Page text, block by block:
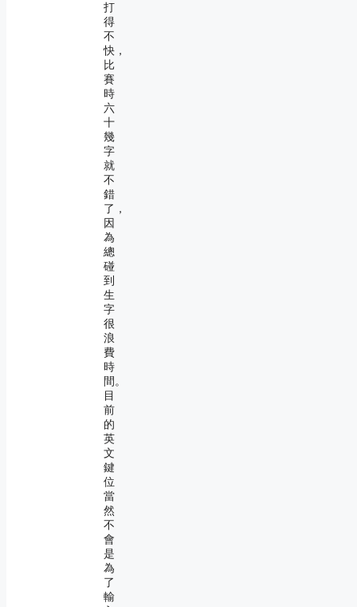
打
得
不
快，
比
賽
時
六
十
幾
字
就
不
錯
了，
因
為
總
碰
到
生
字
很
浪
費
時
間。
目
前
的
英
文
鍵
位
當
然
不
會
是
為
了
輸